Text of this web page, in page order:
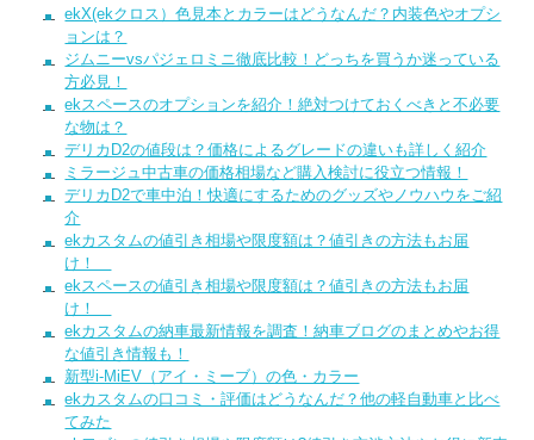
ekX(ekクロス）色見本とカラーはどうなんだ？内装色やオプシ
ョンは？
ジムニーvsパジェロミニ徹底比較！どっちを買うか迷っている
方必見！
ekスペースのオプションを紹介！絶対つけておくべきと不必要
な物は？
デリカD2の値段は？価格によるグレードの違いも詳しく紹介
ミラージュ中古車の価格相場など購入検討に役立つ情報！
デリカD2で車中泊！快適にするためのグッズやノウハウをご紹
介
ekカスタムの値引き相場や限度額は？値引きの方法もお届
け！
ekスペースの値引き相場や限度額は？値引きの方法もお届
け！
ekカスタムの納車最新情報を調査！納車ブログのまとめやお得
な値引き情報も！
新型i-MiEV（アイ・ミーブ）の色・カラー
ekカスタムの口コミ・評価はどうなんだ？他の軽自動車と比べ
てみた